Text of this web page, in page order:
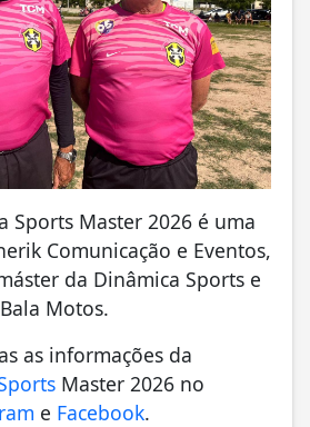
Sports Master 2026 é uma
Comunicação e Eventos,
da Dinâmica Sports e
Motos.
as informações da
Master 2026 no
e Facebook.